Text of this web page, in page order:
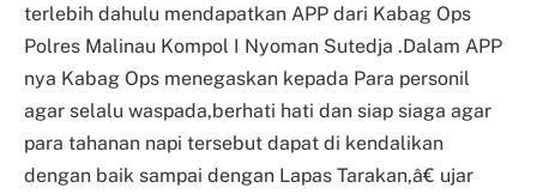
terlebih dahulu mendapatkan APP dari Kabag Ops
Polres Malinau Kompol I Nyoman Sutedja .Dalam APP
nya Kabag Ops menegaskan kepada Para personil
agar selalu waspada,berhati hati dan siap siaga agar
para tahanan napi tersebut dapat di kendalikan
dengan baik sampai dengan Lapas Tarakan,â€ ujar